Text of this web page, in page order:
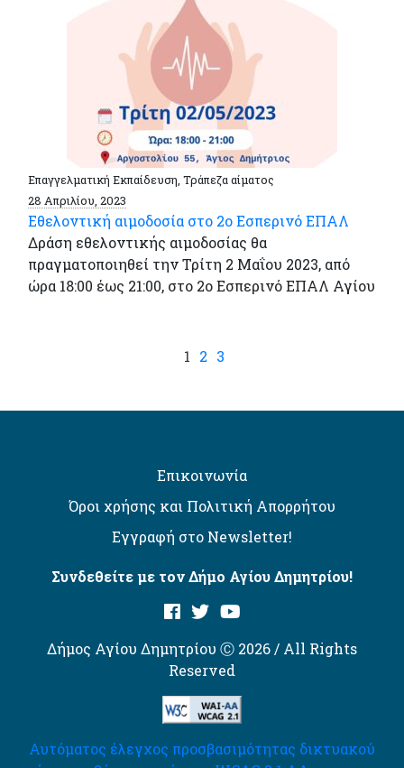
Επαγγελματική Εκπαίδευση, Τράπεζα αίματος
28 Απριλίου, 2023
Εθελοντική αιμοδοσία στο 2ο Εσπερινό ΕΠΑΛ
Δράση εθελοντικής αιμοδοσίας θα
πραγματοποιηθεί την Τρίτη 2 Μαΐου 2023, από
ώρα 18:00 έως 21:00, στο 2ο Εσπερινό ΕΠΑΛ Αγίου
1 2 3
Επικοινωνία
Όροι χρήσης και Πολιτική Απορρήτου
Εγγραφή στο Newsletter!
Συνδεθείτε με τον Δήμο Αγίου Δημητρίου!
Δήμος Αγίου Δημητρίου Ⓒ 2026 / All Rights
Reserved
Αυτόματος έλεγχος προσβασιμότητας δικτυακού